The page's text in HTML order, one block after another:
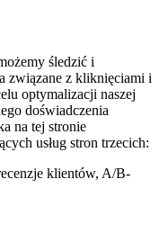
śledzić i
związane z kliknięciami i
optymalizacji naszej
doświadczenia
na tej stronie
usług stron trzecich:
klientów, A/B-